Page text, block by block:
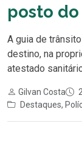
posto
A guia de
destino, na
atestado
Gilvan Costa
Destaques,